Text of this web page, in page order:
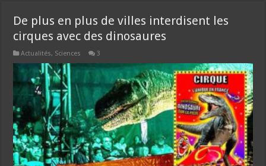
De plus en plus de villes interdisent les
cirques avec des dinosaures
Actualités, Sciences 3